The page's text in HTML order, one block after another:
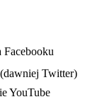
Facebooku
Twitter)
YouTube